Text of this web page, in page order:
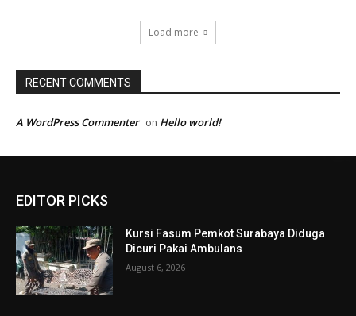
Load more
RECENT COMMENTS
A WordPress Commenter on Hello world!
EDITOR PICKS
Kursi Fasum Pemkot Surabaya Diduga
Dicuri Pakai Ambulans
August 6, 2026